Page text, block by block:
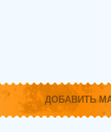
ДОБАВИТЬ